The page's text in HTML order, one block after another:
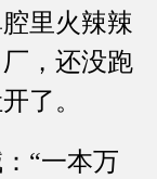
里火辣辣
，还没跑
了。
“一本万